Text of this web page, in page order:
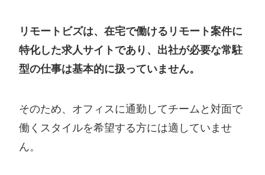
リモートビズは、在宅で働けるリモート案件に
特化した求人サイトであり、出社が必要な常駐
型の仕事は基本的に扱っていません。
そのため、オフィスに通勤してチームと対面で
働くスタイルを希望する方には適していませ
ん。